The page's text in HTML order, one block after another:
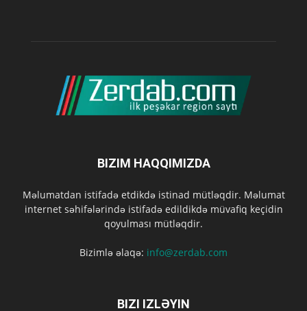
BIZIM HAQQIMIZDA
Məlumatdan istifadə etdikdə istinad mütləqdir. Məlumat
internet səhifələrində istifadə edildikdə müvafiq keçidin
qoyulması mütləqdir.
Bizimlə əlaqə: info@zerdab.com
BIZI IZLƏYIN